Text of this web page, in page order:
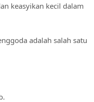
keasyikan kecil dalam
adalah salah satu